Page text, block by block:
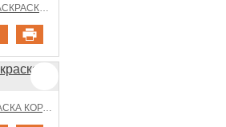
ИЗЫСКАННЫЕ РАСКРАСКИ КОРАЛЛЫ
ИГРИВАЯ РАСКРАСКА КОРАЛЛЫ